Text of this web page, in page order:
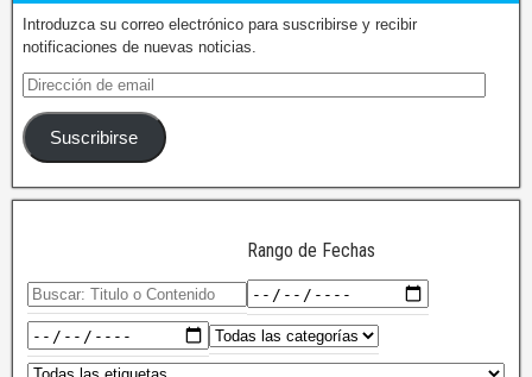
Introduzca su correo electrónico para suscribirse y recibir
notificaciones de nuevas noticias.
Suscribirse
Rango de Fechas